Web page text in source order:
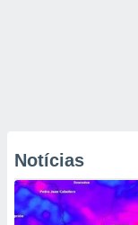
Notícias